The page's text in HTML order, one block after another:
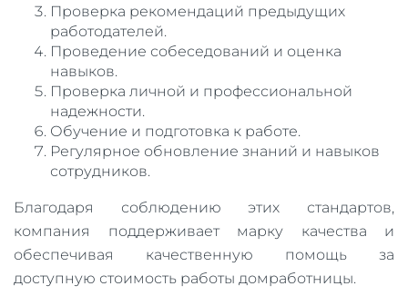
Проверка рекомендаций предыдущих
работодателей.
Проведение собеседований и оценка
навыков.
Проверка личной и профессиональной
надежности.
Обучение и подготовка к работе.
Регулярное обновление знаний и навыков
сотрудников.
Благодаря соблюдению этих стандартов,
компания поддерживает марку качества и
обеспечивая качественную помощь за
доступную стоимость работы домработницы.